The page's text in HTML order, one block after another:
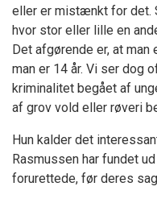
eller er mistænkt for det.
hvor stor eller lille en
Det afgørende er, at
man er 14 år. Vi ser dog
kriminalitet begået af
af grov vold eller røveri
Hun kalder det
Rasmussen har fundet
forurettede, før deres